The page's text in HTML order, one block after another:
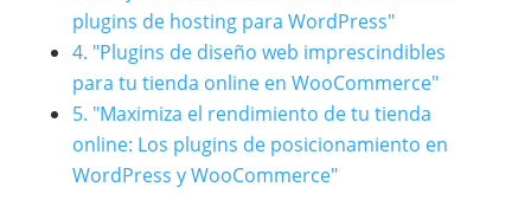
plugins de hosting para WordPress"
4. "Plugins de diseño web imprescindibles
para tu tienda online en WooCommerce"
5. "Maximiza el rendimiento de tu tienda
online: Los plugins de posicionamiento en
WordPress y WooCommerce"